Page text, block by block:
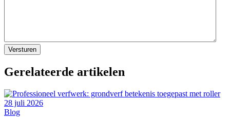
Gerelateerde artikelen
28 juli 2026
Blog